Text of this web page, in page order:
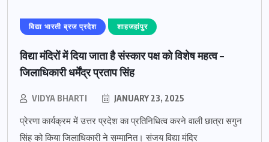
विद्या भारती ब्रज प्रदेश शाहजहांपुर
विद्या मंदिरों में दिया जाता है संस्कार पक्ष को विशेष महत्व –
जिलाधिकारी धर्मेंद्र प्रताप सिंह
VIDYA BHARTI JANUARY 23, 2025
प्रेरणा कार्यक्रम में उत्तर प्रदेश का प्रतिनिधित्व करने वाली छात्रा सगुन
सिंह को किया जिलाधिकारी ने सम्मानित। संजय विद्या मंदिर